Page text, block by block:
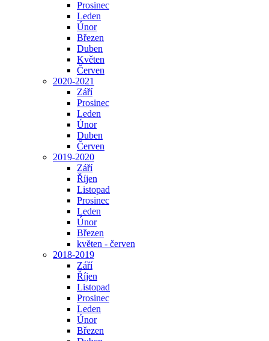
Prosinec
Leden
Únor
Březen
Duben
Květen
Červen
2020-2021
Září
Prosinec
Leden
Únor
Duben
Červen
2019-2020
Září
Říjen
Listopad
Prosinec
Leden
Únor
Březen
květen - červen
2018-2019
Září
Říjen
Listopad
Prosinec
Leden
Únor
Březen